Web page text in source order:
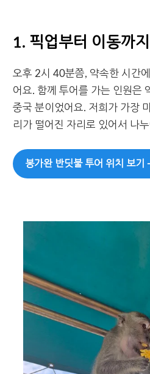
1. 픽업부터 이동까지
오후 2시 40분쯤, 약속한 시간
어요. 함께 투어를 가는 인원은
중국 분이었어요. 저희가 가장
리가 떨어진 자리로 있어서 나
봉가완 반딧불 투어 위치 보기